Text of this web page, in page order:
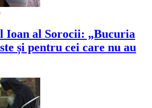
Ioan al Sorocii: „Bucuria
și pentru cei care nu au